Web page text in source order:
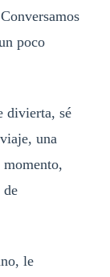
poco
divierta, sé
una
de
le